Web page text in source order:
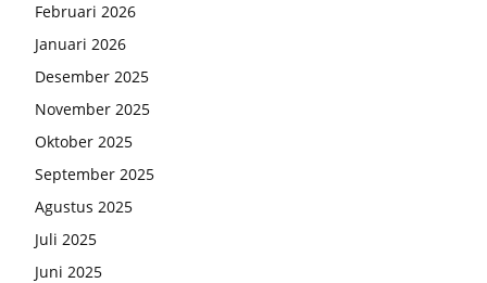
Februari 2026
Januari 2026
Desember 2025
November 2025
Oktober 2025
September 2025
Agustus 2025
Juli 2025
Juni 2025